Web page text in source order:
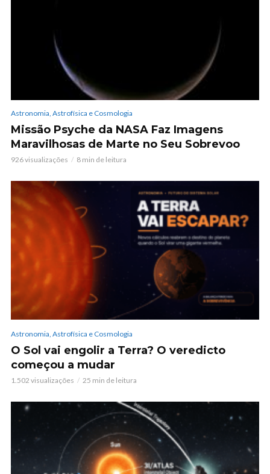
Astronomia, Astrofísica e Cosmologia
Missão Psyche da NASA Faz Imagens
Maravilhosas de Marte no Seu Sobrevoo
926 visualizações 8 min de leitura
Astronomia, Astrofísica e Cosmologia
O Sol vai engolir a Terra? O veredicto
começou a mudar
1.502 visualizações 25 min de leitura